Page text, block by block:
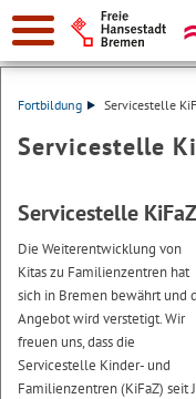
Suche:
Fortbildung Servicestelle
Servicestelle
Servicestelle
Die Weiterentwicklung von
Kitas zu Familienzentren hat
sich in Bremen bewährt und
Angebot wird verstetigt. Wir
freuen uns, dass die
Servicestelle Kinder- und
Familienzentren (KiFaZ) seit